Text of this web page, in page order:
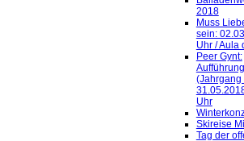
2018
Muss
sein:
Uhr / Aula
Peer Gynt:
Aufführung
(Jahrgang
Uhr
Skireise
Tag der